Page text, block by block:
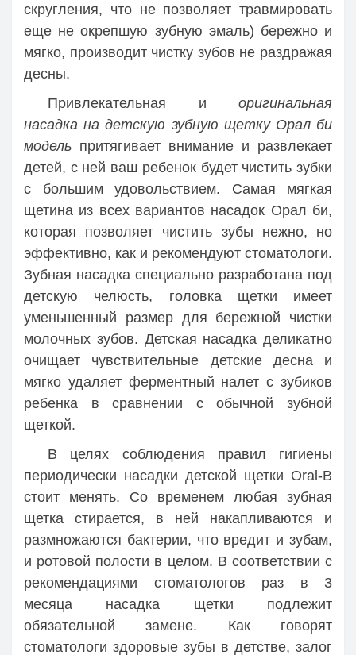
скругления, что не позволяет травмировать
еще не окрепшую зубную эмаль) бережно и
мягко, производит чистку зубов не раздражая
десны.
Привлекательная и оригинальная
насадка на детскую зубную щетку Орал би
модель притягивает внимание и развлекает
детей, с ней ваш ребенок будет чистить зубки
с большим удовольствием. Самая мягкая
щетина из всех вариантов насадок Орал би,
которая позволяет чистить зубы нежно, но
эффективно, как и рекомендуют стоматологи.
Зубная насадка специально разработана под
детскую челюсть, головка щетки имеет
уменьшенный размер для бережной чистки
молочных зубов. Детская насадка деликатно
очищает чувствительные детские десна и
мягко удаляет ферментный налет с зубиков
ребенка в сравнении с обычной зубной
щеткой.
В целях соблюдения правил гигиены
периодически насадки детской щетки Oral-B
стоит менять. Со временем любая зубная
щетка стирается, в ней накапливаются и
размножаются бактерии, что вредит и зубам,
и ротовой полости в целом. В соответствии с
рекомендациями стоматологов раз в 3
месяца насадка щетки подлежит
обязательной замене. Как говорят
стоматологи здоровые зубы в детстве, залог